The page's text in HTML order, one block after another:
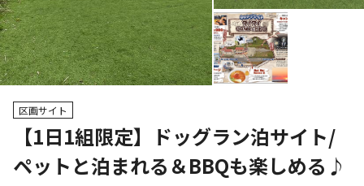
区画サイト
【1日1組限定】ドッグラン泊サイト/
ペットと泊まれる＆BBQも楽しめる♪
サイト・宿泊施設
WEB予約可能 クーポン利用可
キャンプサイト
99人